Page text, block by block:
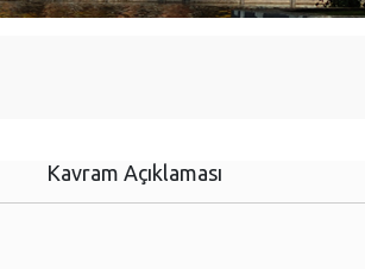
Kavram Açıklaması